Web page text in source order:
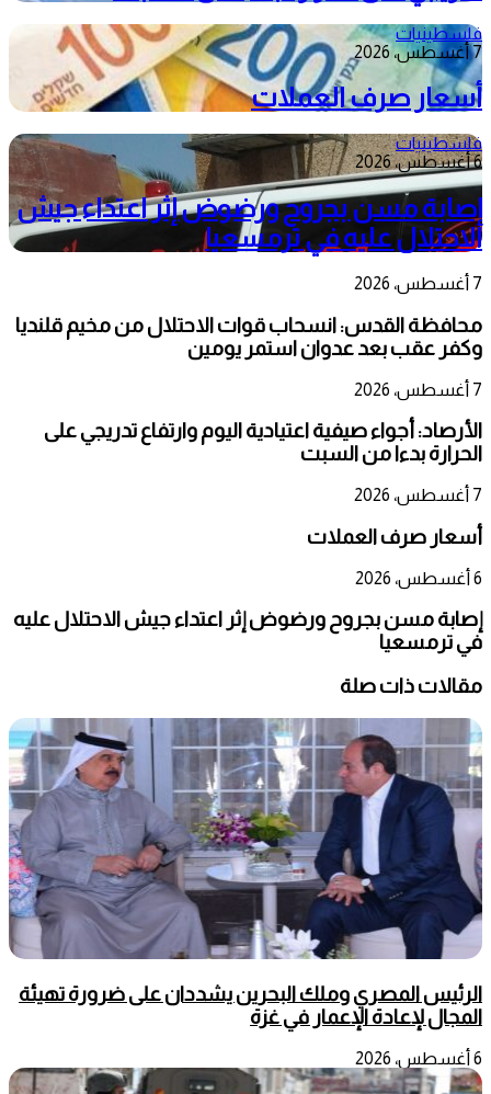
فلسطينيات
7 أغسطس، 2026
أسعار صرف العملات
فلسطينيات
6 أغسطس، 2026
إصابة مسن بجروح ورضوض إثر اعتداء جيش
الاحتلال عليه في ترمسعيا
7 أغسطس، 2026
محافظة القدس: انسحاب قوات الاحتلال من مخيم قلنديا
وكفر عقب بعد عدوان استمر يومين
7 أغسطس، 2026
الأرصاد: أجواء صيفية اعتيادية اليوم وارتفاع تدريجي على
الحرارة بدءا من السبت
7 أغسطس، 2026
أسعار صرف العملات
6 أغسطس، 2026
إصابة مسن بجروح ورضوض إثر اعتداء جيش الاحتلال عليه
في ترمسعيا
مقالات ذات صلة
الرئيس المصري وملك البحرين يشددان على ضرورة تهيئة
المجال لإعادة الإعمار في غزة
6 أغسطس، 2026